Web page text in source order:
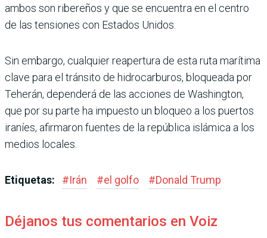
ambos son ribereños y que se encuentra en el centro
de las tensiones con Estados Unidos.
Sin embargo, cualquier rea­pertura de esta ruta marí­tima
clave para el tránsito de hidrocarburos, bloqueada por
Teherán, dependerá de las acciones de Washington,
que por su parte ha impuesto un bloqueo a los puertos
ira­níes, afirmaron fuentes de la república islámica a los
medios locales.
Etiquetas: #Irán #el golfo #Donald Trump
Déjanos tus comentarios en Voiz